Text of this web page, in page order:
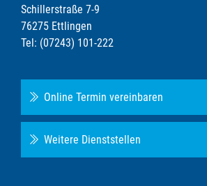
Schillerstraße 7-9
76275 Ettlingen
Tel: (07243) 101-222
Online Termin vereinbaren
Weitere Dienststellen